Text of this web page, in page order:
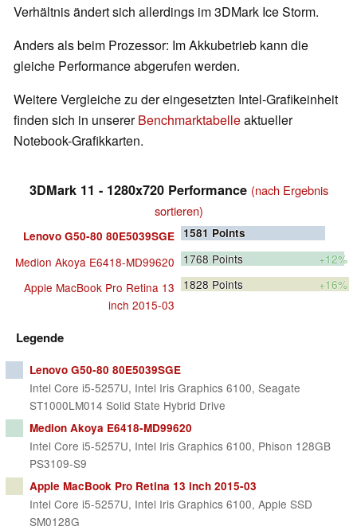
Verhältnis ändert sich allerdings im 3DMark Ice Storm.
Anders als beim Prozessor: Im Akkubetrieb kann die
gleiche Performance abgerufen werden.
Weitere Vergleiche zu der eingesetzten Intel-Grafikeinheit
finden sich in unsererBenchmarktabelleaktueller
Notebook-Grafikkarten.
3DMark 11 - 1280x720 Performance (nach Ergebnis
sortieren)
Lenovo G50-80 80E5039SGE 1581 Points
Medion Akoya E6418-MD99620 1768 Points
+12%
Apple MacBook Pro Retina 13
inch 2015-03
1828 Points +16%
Legende
Lenovo G50-80 80E5039SGE
Intel Core i5-5257U, Intel Iris Graphics 6100, Seagate
ST1000LM014 Solid State Hybrid Drive
Medion Akoya E6418-MD99620
Intel Core i5-5257U, Intel Iris Graphics 6100, Phison 128GB
PS3109-S9
Apple MacBook Pro Retina 13 inch 2015-03
Intel Core i5-5257U, Intel Iris Graphics 6100, Apple SSD
SM0128G